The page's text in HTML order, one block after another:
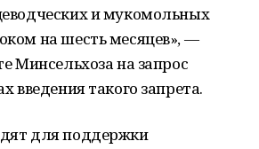
и мукомольных
на шесть месяцев», —
Минсельхоза на запрос
введения такого запрета.
для поддержки